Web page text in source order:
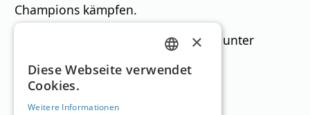
Champions kämpfen.
Weitere Informationen dazu gibt es unter
GERMAN
×
Diese Webseite verwendet
Cookies.
Weitere Informationen